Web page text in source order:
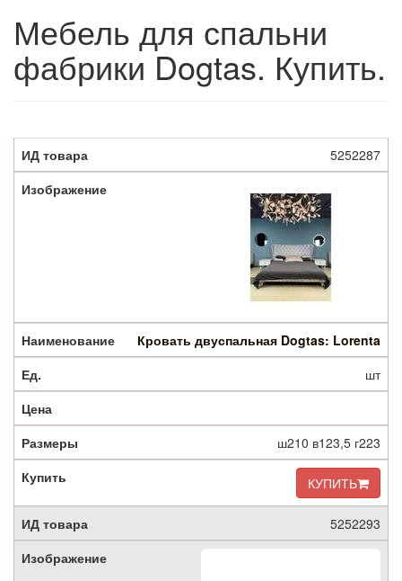
Мебель для спальни
фабрики Dogtas. Купить.
5252287
Кровать двуспальная Dogtas: Lorenta
шт
ш210 в123,5 г223
КУПИТЬ
5252293